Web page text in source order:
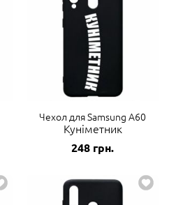
Чехол для Samsung A60
Куніметник
248 грн.